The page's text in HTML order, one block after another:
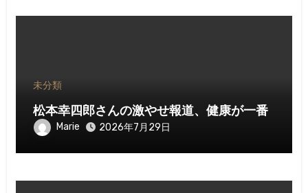
未分類
松本幸四郎さんの激やせ報道、健康が一番
Marie 2026年7月29日